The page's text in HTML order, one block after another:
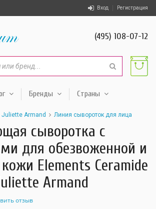
Вход Регистрация
(495) 108-07-12
Бренды Страны
Juliette Armand Линия сывороток для лица
сыворотка с
для обезвоженной и
Elements Ceramide
Armand
отзыв